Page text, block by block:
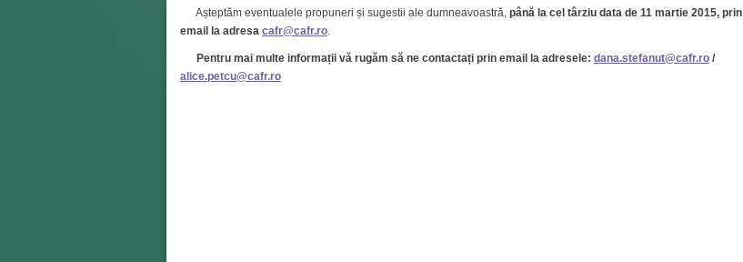
Așteptăm eventualele propuneri și sugestii ale dumneavoastră, până la cel târziu data de 11 martie 2015, prin
email la adresa cafr@cafr.ro.
Pentru mai multe informații vă rugăm să ne contactați prin email la adresele: dana.stefanut@cafr.ro /
alice.petcu@cafr.ro